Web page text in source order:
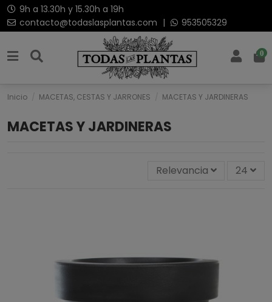
9h a 13.30h y 15.30h a 19h
contacto@todaslasplantas.com | 953505329
0
Inicio MACETAS, CESTAS Y JARRONES MACETAS Y JARDINERAS
MACETAS Y JARDINERAS
Relevancia 24